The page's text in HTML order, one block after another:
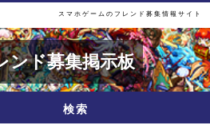
スマホゲームのフレンド募集情報サイト
ンド募集掲示板
検索